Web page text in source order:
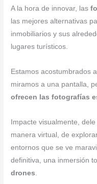
A la hora de innovar, las
las mejores alternativas
inmobiliarios y sus
lugares turísticos.
Estamos acostumbrados
miramos a una pantalla,
ofrecen las fotografías
Impacte visualmente,
manera virtual, de
entornos que se ve
definitiva, una inmersión
drones